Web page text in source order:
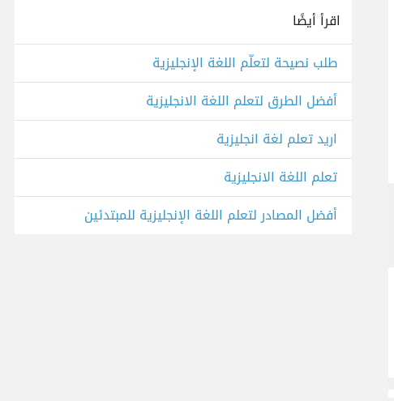
اقرأ أيضًا
طلب نصيحة لتعلّم اللغة الإنجليزية
أفضل الطرق لتعلم اللغة الانجليزية
اريد تعلم لغة انجليزية
تعلم اللغة الانجليزية
أفضل المصادر لتعلم اللغة الإنجليزية للمبتدئين